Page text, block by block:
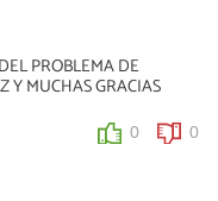
PROBLEMA DE
Y MUCHAS GRACIAS
0 0